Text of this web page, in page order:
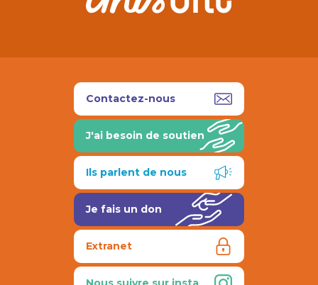
Contactez-nous
J'ai besoin de soutien
Ils parlent de nous
Je fais un don
Extranet